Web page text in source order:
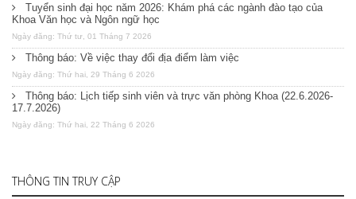
Tuyển sinh đại học năm 2026: Khám phá các ngành đào tạo của
Khoa Văn học và Ngôn ngữ học
Ngày đăng: Thứ tư, 01 Tháng 7 2026
Thông báo: Về việc thay đổi địa điểm làm việc
Ngày đăng: Thứ hai, 29 Tháng 6 2026
Thông báo: Lịch tiếp sinh viên và trực văn phòng Khoa (22.6.2026-
17.7.2026)
Ngày đăng: Thứ hai, 22 Tháng 6 2026
THÔNG TIN TRUY CẬP